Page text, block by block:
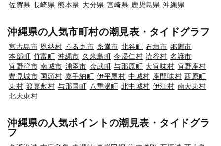
佐賀県 長崎県 熊本県 大分県 宮崎県 鹿児島県 沖縄県
沖縄県の人気市町村の潮見表・タイドグラフ
宮古島市 恩納村 うるま市 糸満市 北谷町 石垣市 那覇市
本部町 竹富町 沖縄市 久米島町 今帰仁村 読谷村 名護市
宜野湾市 南城市 浦添市 金武町 与那原町 大宜味村 宜野座村
豊見城市 国頭村 嘉手納町 伊平屋村 中城村 座間味村 西原町
東村 渡嘉敷村 与那国町 八重瀬町 北中城村 伊江村 南大東村
北大東村
沖縄県の人気ポイントの潮見表・タイドグラ
フ